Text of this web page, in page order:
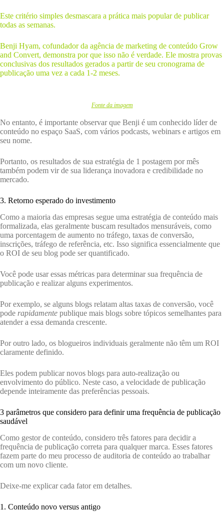
Este critério simples desmascara a prática mais popular de publicar
todas as semanas.
Benji Hyam, cofundador da agência de marketing de conteúdo Grow
and Convert, demonstra por que isso não é verdade. Ele mostra provas
conclusivas dos resultados gerados a partir de seu cronograma de
publicação uma vez a cada 1-2 meses.
Fonte da imagem
No entanto, é importante observar que Benji é um conhecido líder de
conteúdo no espaço SaaS, com vários podcasts, webinars e artigos em
seu nome.
Portanto, os resultados de sua estratégia de 1 postagem por mês
também podem vir de sua liderança inovadora e credibilidade no
mercado.
3. Retorno esperado do investimento
Como a maioria das empresas segue uma estratégia de conteúdo mais
formalizada, elas geralmente buscam resultados mensuráveis, como
uma porcentagem de aumento no tráfego, taxas de conversão,
inscrições, tráfego de referência, etc. Isso significa essencialmente que
o ROI de seu blog pode ser quantificado.
Você pode usar essas métricas para determinar sua frequência de
publicação e realizar alguns experimentos.
Por exemplo, se alguns blogs relatam altas taxas de conversão, você
pode rapidamente publique mais blogs sobre tópicos semelhantes para
atender a essa demanda crescente.
Por outro lado, os blogueiros individuais geralmente não têm um ROI
claramente definido.
Eles podem publicar novos blogs para auto-realização ou
envolvimento do público. Neste caso, a velocidade de publicação
depende inteiramente das preferências pessoais.
3 parâmetros que considero para definir uma frequência de publicação
saudável
Como gestor de conteúdo, considero três fatores para decidir a
frequência de publicação correta para qualquer marca. Esses fatores
fazem parte do meu processo de auditoria de conteúdo ao trabalhar
com um novo cliente.
Deixe-me explicar cada fator em detalhes.
1. Conteúdo novo versus antigo